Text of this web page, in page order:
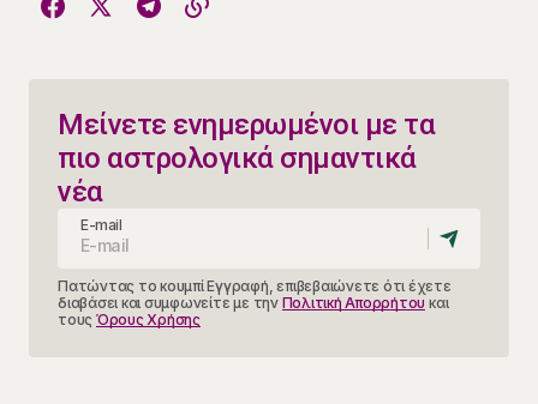
Μείνετε ενημερωμένοι με τα
πιο αστρολογικά σημαντικά
νέα
E-mail
Πατώντας το κουμπί Εγγραφή, επιβεβαιώνετε ότι έχετε
διαβάσει και συμφωνείτε με την Πολιτική Απορρήτου και
τους Όρους Χρήσης